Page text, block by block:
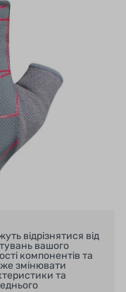
відрізнятися від
вашого
компонентів та
змінювати
та